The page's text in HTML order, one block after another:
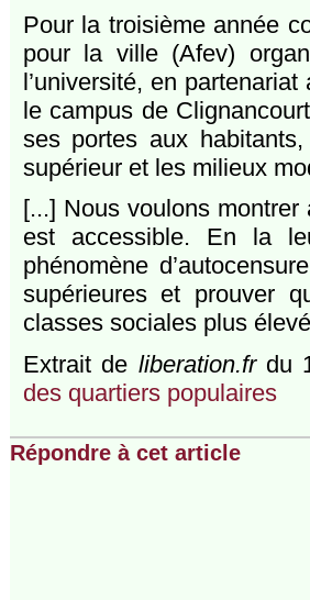
Pour la troisième année
pour la ville (Afev)
l’université, en
le campus de
ses portes aux
supérieur et les milieux
[...] Nous voulons montrer
est accessible. En la
phénomène
supérieures et prouver
classes sociales plus
Extrait de liberation.frdu
des quartiers populaires
Répondre à cet article